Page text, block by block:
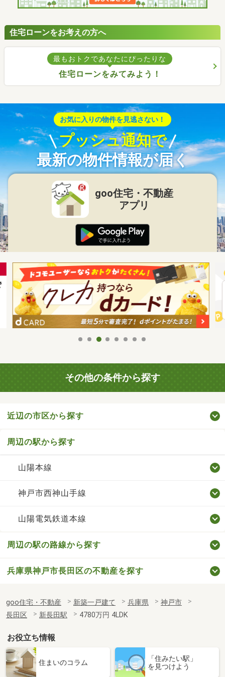
住宅ローンをお考えの方へ
最もおトクであなたにぴったりな
住宅ローンをみてみよう！
お気に入りの物件を見逃さない！
プッシュ通知で
最新の物件情報が届く
goo住宅・不動産
アプリ
その他の条件から探す
近辺の市区から探す
周辺の駅から探す
山陽本線
神戸市西神山手線
山陽電気鉄道本線
周辺の駅の路線から探す
兵庫県神戸市長田区の不動産を探す
goo住宅・不動産 新築一戸建て 兵庫県
神戸市
長田区
新長田駅 4780万円 4LDK
お役立ち情報
住まいのコラム
「住みたい駅」
を見つけよう